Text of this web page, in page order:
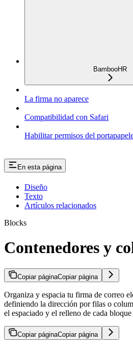
BambooHR
La firma no aparece
Compatibilidad con Safari
Habilitar permisos del
En esta página
Diseño
Texto
Artículos relacionados
Blocks
Contenedores y
Copiar páginaCopiar página
Organiza y espacia tu firma de correo
definiendo la dirección por filas o
el espaciado y el relleno de cada
Copiar páginaCopiar página